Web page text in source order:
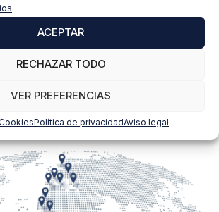
ACEPTAR
RECHAZAR TODO
VER PREFERENCIAS
Política de privacidadAviso legal